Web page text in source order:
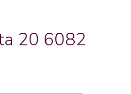
20 6082